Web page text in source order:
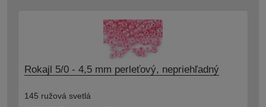
Rokajl 5/0 - 4,5 mm perleťový, nepriehľadný
145 ružová svetlá